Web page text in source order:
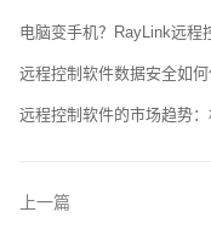
电脑变手机？RayLink远程
远程控制软件数据安全如
远程控制软件的市场趋势
上一篇